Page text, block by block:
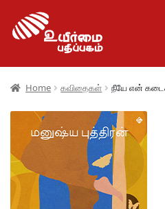
Home கவிதைகள் நீயே என்